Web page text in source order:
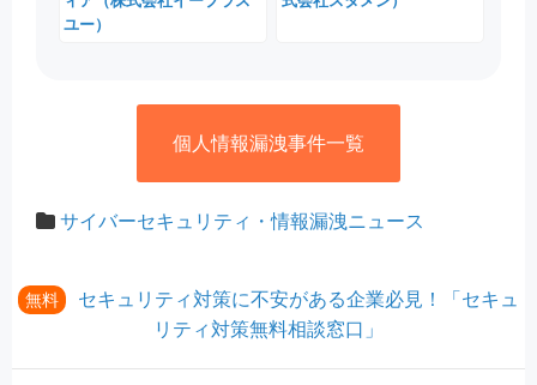
ユー）
個人情報漏洩事件一覧
サイバーセキュリティ・情報漏洩ニュース
無料
セキュリティ対策に不安がある企業必見！「セキュ
リティ対策無料相談窓口」